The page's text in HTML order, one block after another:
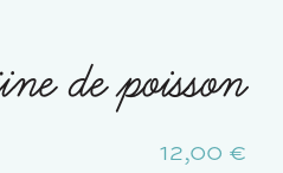
de poisson
12,00 €